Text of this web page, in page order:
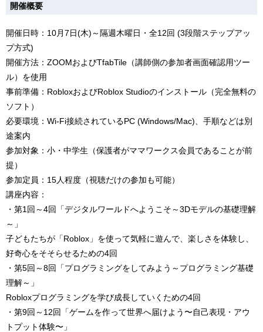
開催概要
開催日時：10月7日(木)～隔週木曜日・全12回 (3段階ステップアッ
プ方式)
開催方法：ZOOMおよびTfabTile（講師側の参加者画面確認用ツー
ル）を使用
事前準備：RobloxおよびRoblox Studioのインストール（完全無料の
ソフト）
必要環境：Wi-Fi接続されているPC (Windows/Mac)、手順などは別
途案内
参加対象：小・中学生（保護者がママワークス会員であることが前
提）
参加定員：15人程度（視聴だけの参加も可能）
講座内容：
・第1回～4回「デジタルワールドへようこそ～3Dモデルの基礎理解
～」
子どもたちが「Roblox」を使って気軽に遊んで、楽しさを体験し、
好奇心をそそらせるための4回
・第5回～8回「プログラミングをしてみよう～プログラミング基礎
理解～」
Robloxプログラミングを学び成長していくための4回
・第9回～12回「ゲームを作って世界へ届けよう〜自己表現・アウ
トプット体験〜」